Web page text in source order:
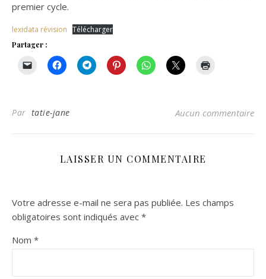
premier cycle.
lexidata révision Télécharger
Partager :
Par tatie-jane Aucun commentaire
LAISSER UN COMMENTAIRE
Votre adresse e-mail ne sera pas publiée. Les champs
obligatoires sont indiqués avec *
Nom *